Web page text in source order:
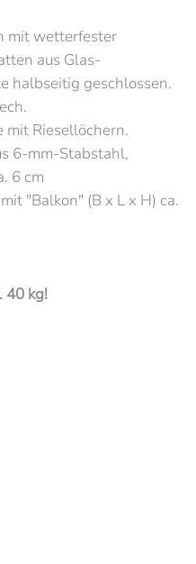
mit wetterfester
aus Glas-
halbseitig geschlossen.
mit Riesellöchern.
6-mm-Stabstahl,
6 cm
"Balkon" (B x L x H) ca.
40 kg!